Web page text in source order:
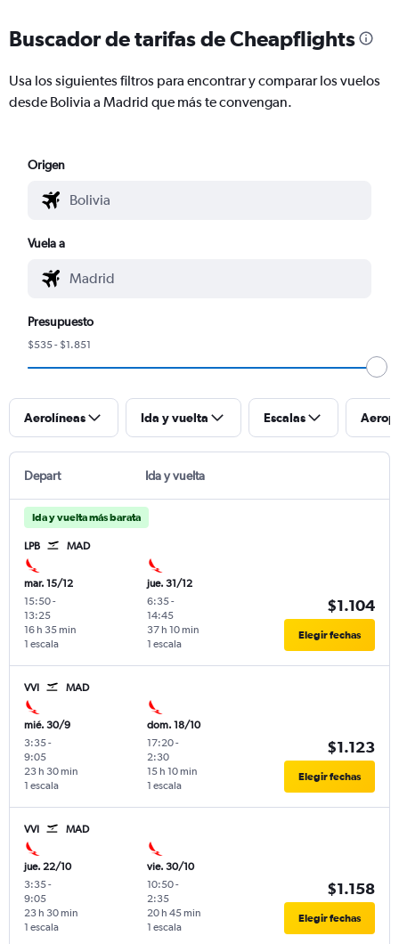
Buscador de tarifas de Cheapflights
Usa los siguientes filtros para encontrar y comparar los vuelos
desde Bolivia a Madrid que más te convengan.
Origen
Vuela a
Presupuesto
$535 - $1.851
Aerolíneas Ida y vuelta Escalas
Depart Ida y vuelta
Ida y vuelta más barata
LPB MAD
mar. 15/12
15:50-
13:25
1 escala
16 h 35 min
jue. 31/12
6:35-
14:45
1 escala
37 h 10 min
$1.104
Elegir fechas
VVI MAD
mié. 30/9
3:35-
9:05
1 escala
23 h 30 min
dom. 18/10
17:20-
2:30
1 escala
15 h 10 min
$1.123
Elegir fechas
VVI MAD
jue. 22/10
3:35-
9:05
1 escala
23 h 30 min
vie. 30/10
10:50-
2:35
1 escala
20 h 45 min
$1.158
Elegir fechas